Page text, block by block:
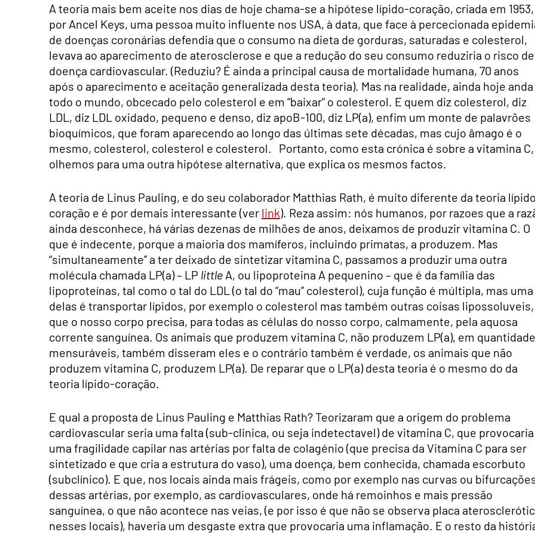
A teoria mais bem aceite nos dias de hoje chama-se a hipótese lípido-coração, criada em 1953,
por Ancel Keys, uma pessoa muito influente nos USA, à data, que face à percecionada
de doenças coronárias defendia que o consumo na dieta de gorduras, saturadas e colesterol,
levava ao aparecimento de aterosclerose e que a redução do seu consumo reduziria o risco de
doença cardiovascular. (Reduziu? É ainda a principal causa de mortalidade humana, 70 anos
após o aparecimento e aceitação generalizada desta teoria). Mas na realidade, ainda hoje anda
todo o mundo, obcecado pelo colesterol e em “baixar” o colesterol. E quem diz colesterol, diz
LDL, diz LDL oxidado, pequeno e denso, diz apoB-100, diz LP(a), enfim um monte de palavrões
bioquímicos, que foram aparecendo ao longo das últimas sete décadas, mas cujo âmago é o
mesmo, colesterol, colesterol e colesterol. Portanto, como esta crónica é sobre a vitamina C,
olhemos para uma outra hipótese alternativa, que explica os mesmos factos.
A teoria de Linus Pauling, e do seu colaborador Matthias Rath, é muito diferente da teoria
coração e é por demais interessante (ver link). Reza assim: nós humanos, por razoes que a
ainda desconhece, há várias dezenas de milhões de anos, deixamos de produzir vitamina C. O
que é indecente, porque a maioria dos mamíferos, incluindo primatas, a produzem. Mas
“simultaneamente” a ter deixado de sintetizar vitamina C, passamos a produzir uma outra
molécula chamada LP(a) – LP little A, ou lipoproteina A pequenino – que é da família das
lipoproteínas, tal como o tal do LDL (o tal do “mau” colesterol), cuja função é múltipla, mas uma
delas é transportar lípidos, por exemplo o colesterol mas também outras coisas lipossoluveis,
que o nosso corpo precisa, para todas as células do nosso corpo, calmamente, pela aquosa
corrente sanguínea. Os animais que produzem vitamina C, não produzem LP(a), em
mensuráveis, também disseram eles e o contrário também é verdade, os animais que não
produzem vitamina C, produzem LP(a). De reparar que o LP(a) desta teoria é o mesmo do da
teoria lípido-coração.
E qual a proposta de Linus Pauling e Matthias Rath? Teorizaram que a origem do problema
cardiovascular seria uma falta (sub-clinica, ou seja indetectavel) de vitamina C, que provocaria
uma fragilidade capilar nas artérias por falta de colagénio (que precisa da Vitamina C para ser
sintetizado e que cria a estrutura do vaso), uma doença, bem conhecida, chamada escorbuto
(subclínico). E que, nos locais ainda mais frágeis, como por exemplo nas curvas ou
dessas artérias, por exemplo, as cardiovasculares, onde há remoinhos e mais pressão
sanguínea, o que não acontece nas veias, (e por isso é que não se observa placa
nesses locais), haveria um desgaste extra que provocaria uma inflamação. E o resto da